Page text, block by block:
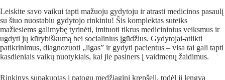
Leiskite savo vaikui tapti mažuoju gydytoju ir atrasti medicinos pasaulį
su šiuo nuostabiu gydytojo rinkiniu! Šis komplektas suteiks
mažiesiems galimybę tyrinėti, imituoti tikrus medicininius veiksmus ir
ugdyti jų kūrybiškumą bei socialinius įgūdžius. Gydytojai-atlikti
patikrinimus, diagnozuoti „ligas” ir gydyti pacientus – visa tai gali tapti
kasdieniais vaikų nuotykiais, kai jie pasiners į vaidmenų žaidimus.
Rinkinys supakuotas į patogų medžiaginį krepšelį, todėl jį lengva